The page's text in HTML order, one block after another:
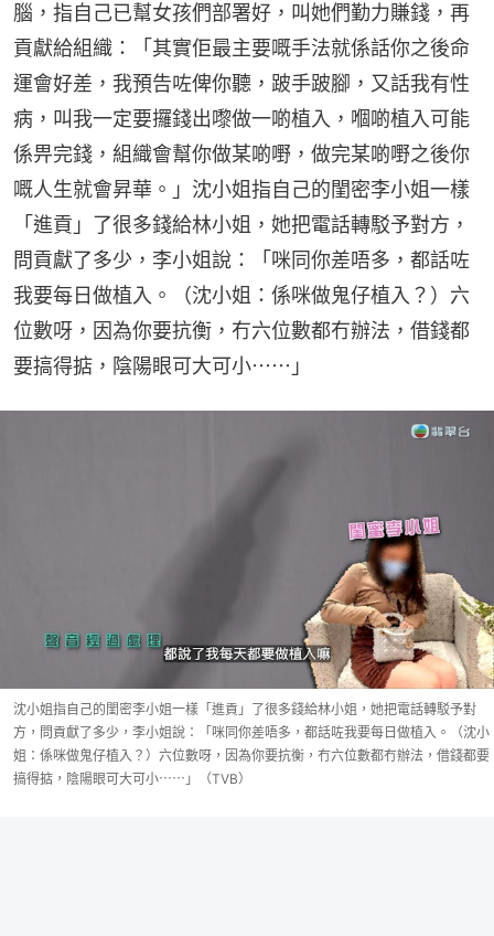
腦，指自己已幫女孩們部署好，叫她們勤力賺錢，再
貢獻給組織：「其實佢最主要嘅手法就係話你之後命
運會好差，我預告咗俾你聽，跛手跛腳，又話我有性
病，叫我一定要攞錢出嚟做一啲植入，嗰啲植入可能
係畀完錢，組織會幫你做某啲嘢，做完某啲嘢之後你
嘅人生就會昇華。」沈小姐指自己的閨密李小姐一樣
「進貢」了很多錢給林小姐，她把電話轉駁予對方，
問貢獻了多少，李小姐說：「咪同你差唔多，都話咗
我要每日做植入。（沈小姐：係咪做鬼仔植入？）六
位數呀，因為你要抗衡，冇六位數都冇辦法，借錢都
要搞得掂，陰陽眼可大可小⋯⋯」
沈小姐指自己的閨密李小姐一樣「進貢」了很多錢給林小姐，她把電話轉駁予對
方，問貢獻了多少，李小姐說：「咪同你差唔多，都話咗我要每日做植入。（沈小
姐：係咪做鬼仔植入？）六位數呀，因為你要抗衡，冇六位數都冇辦法，借錢都要
搞得掂，陰陽眼可大可小⋯⋯」（TVB）